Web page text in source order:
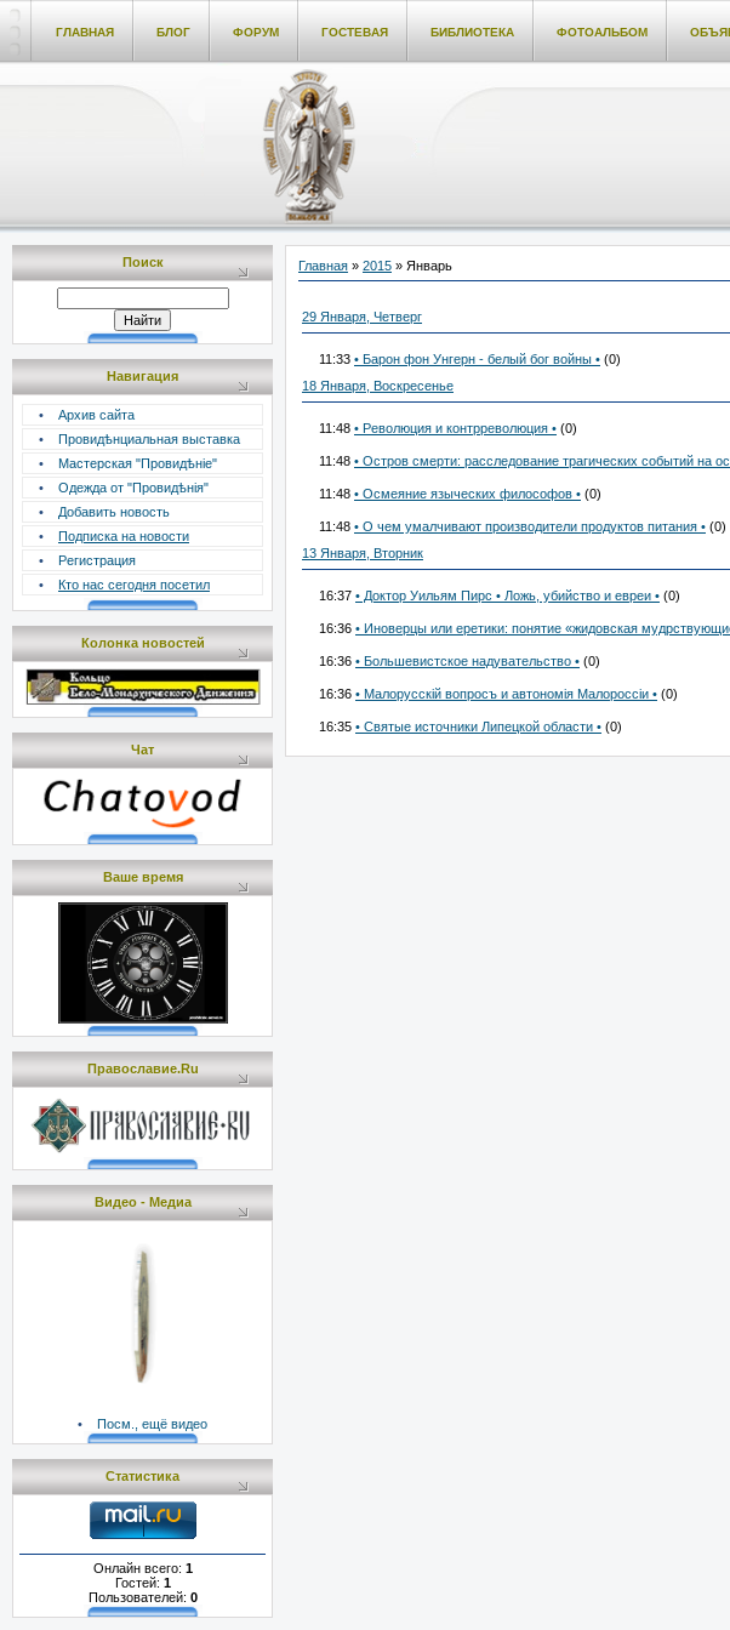
ГЛАВНАЯ БЛОГ ФОРУМ ГОСТЕВАЯ БИБЛИОТЕКА ФОТОАЛЬБОМ
Поиск
Навигация
•
Архив сайта
•
Провидѣнциальная выставка
•
Мастерская "Провидѣніе"
•
Одежда от "Провидѣнія"
•
Добавить новость
•
Подписка на новости
•
Регистрация
•
Кто нас сегодня посетил
Колонка новостей
Чат
Ваше время
Православие.Ru
Видео - Медиа
• Посм., ещё видео
Статистика
Онлайн всего: 1
Гостей: 1
Пользователей: 0
Главная » 2015 » Январь
29 Января, Четверг
11:33 • Барон фон Унгерн - белый бог войны • (0)
18 Января, Воскресенье
11:48 • Революция и контрреволюция • (0)
11:48 • Остров смерти: расследование трагических событий на
11:48 • Осмеяние языческих философов • (0)
11:48 • О чем умалчивают производители продуктов питания • (0)
13 Января, Вторник
16:37 • Доктор Уильям Пирс • Ложь, убийство и евреи • (0)
16:36 • Иноверцы или еретики: понятие «жидовская
16:36 • Большевистское надувательство • (0)
16:36 • Малорусскій вопросъ и автономія Малороссіи • (0)
16:35 • Святые источники Липецкой области • (0)